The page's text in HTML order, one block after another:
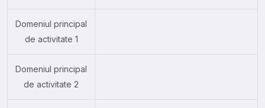
Domeniul principal
de activitate 1
Domeniul principal
de activitate 2